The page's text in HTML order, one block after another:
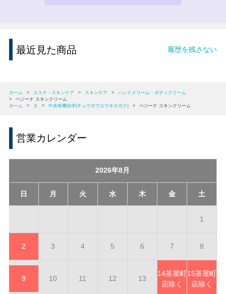
最近見た商品 履歴を残さない
ホーム > エステ・スキンケア > スキンケア >
ハンドクリーム・ボディクリーム
>
ベジーナ スキンクリーム
ホーム
> タ > 中央有機化学(チュウオウユウキカガク) > ベジーナ スキンクリーム
営業カレンダー
2026年8月
日 月 火 水 木 金 土
1
2 3 4 5 6 7 8
9 10 11 12 13
14茶屋町
店除く
15茶屋町
店除く